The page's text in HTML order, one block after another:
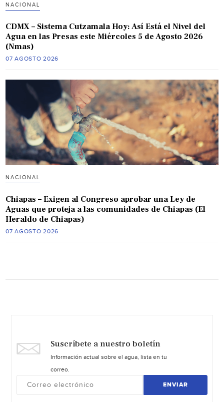
NACIONAL
CDMX – Sistema Cutzamala Hoy: Así Está el Nivel del
Agua en las Presas este Miércoles 5 de Agosto 2026
(Nmas)
07 AGOSTO 2026
NACIONAL
Chiapas – Exigen al Congreso aprobar una Ley de
Aguas que proteja a las comunidades de Chiapas (El
Heraldo de Chiapas)
07 AGOSTO 2026
Suscríbete a nuestro boletín
Información actual sobre el agua, lista en tu
correo.
ENVIAR